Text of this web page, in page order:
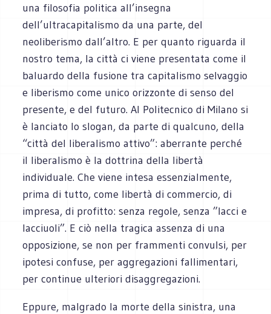
una filosofia politica all’insegna
dell’ultracapitalismo da una parte, del
neoliberismo dall’altro. E per quanto riguarda il
nostro tema, la città ci viene presentata come il
baluardo della fusione tra capitalismo selvaggio
e liberismo come unico orizzonte di senso del
presente, e del futuro. Al Politecnico di Milano si
è lanciato lo slogan, da parte di qualcuno, della
“città del liberalismo attivo”: aberrante perché
il liberalismo è la dottrina della libertà
individuale. Che viene intesa essenzialmente,
prima di tutto, come libertà di commercio, di
impresa, di profitto: senza regole, senza ”lacci e
lacciuoli”. E ciò nella tragica assenza di una
opposizione, se non per frammenti convulsi, per
ipotesi confuse, per aggregazioni fallimentari,
per continue ulteriori disaggregazioni.
Eppure, malgrado la morte della sinistra, una